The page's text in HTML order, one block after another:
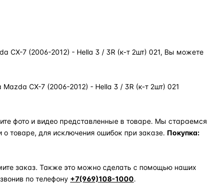
CX-7 (2006-2012) - Hella 3 / 3R (к-т 2шт) 021, Вы можете
CX-7 (2006-2012) - Hella 3 / 3R (к-т 2шт) 021
фото и видео представленные в товаре. Мы стараемся
товаре, для исключения ошибок при заказе. Покупка:
заказ. Также это можно сделать с помощью наших
по телефону +7(969)108-1000.